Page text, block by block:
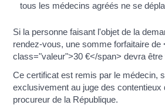
tous les médecins agréés ne se
Si la personne faisant l'objet de la
rendez-vous, une somme forfaitaire de
class="valeur">30 €</span> devra être
Ce certificat est remis par le médecin,
exclusivement au juge des contentieux
procureur de la République.